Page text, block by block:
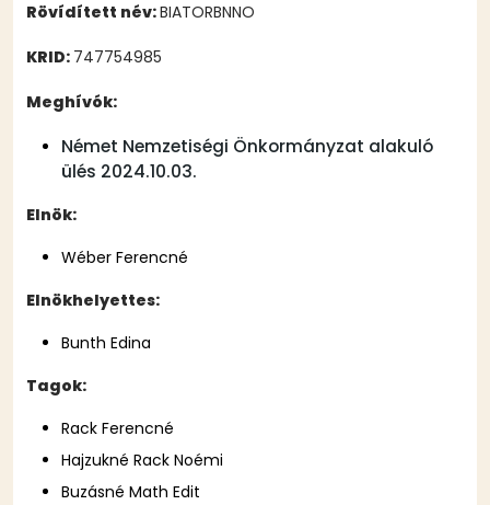
Rövídített név:BIATORBNNO
KRID: 747754985
Meghívók:
Német Nemzetiségi Önkormányzat alakuló
ülés 2024.10.03.
Elnök:
Wéber Ferencné
Elnökhelyettes:
Bunth Edina
Tagok:
Rack Ferencné
Hajzukné Rack Noémi
Buzásné Math Edit